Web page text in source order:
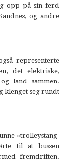
opp på sin ferd
og andre
representerte
det elektriske,
land sammen.
klenget seg rundt
«trolleystang-
til at bussen
fremdriften.